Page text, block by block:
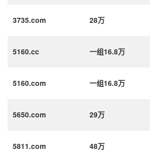
3735.com 28万
5160.cc 一组16.8万
5160.com 一组16.8万
5650.com 29万
5811.com 48万